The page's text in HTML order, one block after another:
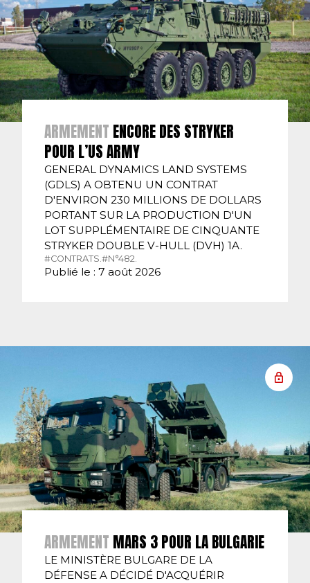
ARMEMENT ENCORE DES STRYKER
POUR L’US ARMY
GENERAL DYNAMICS LAND SYSTEMS
(GDLS) A OBTENU UN CONTRAT
D'ENVIRON 230 MILLIONS DE DOLLARS
PORTANT SUR LA PRODUCTION D'UN
LOT SUPPLÉMENTAIRE DE CINQUANTE
STRYKER DOUBLE V-HULL (DVH) 1A.
#CONTRATS.#N°482.
Publié le : 7 août 2026
ARMEMENT MARS 3 POUR LA BULGARIE
LE MINISTÈRE BULGARE DE LA
DÉFENSE A DÉCIDÉ D'ACQUÉRIR